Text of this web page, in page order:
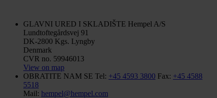
GLAVNI URED I SKLADIŠTE Hempel A/S
Lundtoftegårdsvej 91
DK-2800 Kgs. Lyngby
Denmark
CVR no. 59946013
View on map
OBRATITE NAM SE Tel: +45 4593 3800 Fax: +45 4588
5518
Mail: hempel@hempel.com